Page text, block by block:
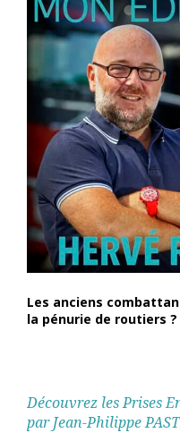
Les anciens
la pénurie de routiers ?
Découvrez les Prises
par Jean-Philippe